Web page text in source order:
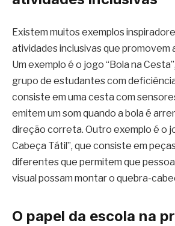
Existem muitos exemplos
atividades inclusivas que promovem
Um exemplo é o jogo “Bola na
grupo de estudantes com
consiste em uma cesta com
emitem um som quando a bola é
direção correta. Outro exemplo é o
Cabeça Tátil”, que consiste em
diferentes que permitem que
visual possam montar o quebra-
O papel da escola na